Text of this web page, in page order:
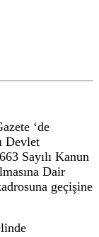
‘de
Devlet
Sayılı Kanun
Dair
geçişine